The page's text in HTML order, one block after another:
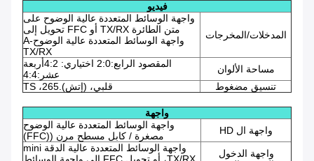
فيديو
المدخلات/المخرجات
واجهة الوسائط المتعددة عالية الوضوح على
متن الطائرة TX/RX أو FFC تحويل إلى
واجهة الوسائط المتعددة عالية الوضوح-A
TX/RX
مساحة الألوان
المقصود الرابع:2:0 اختياري: 4:2أربعة
عشر:4:4
تنسيق مضغوط
قلبي، (إتش).265، TS
واجهة
واجهة ال HD
واجهة الوسائط المتعددة عالية الوضوح
مصغرة / كابل مسطح مرن ((FFC)
واجهة الدخول
واجهة الوسائط المتعددة عالية الدقة mini